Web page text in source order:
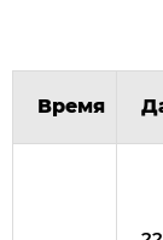
Время